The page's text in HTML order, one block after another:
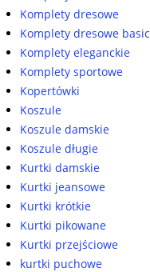
Komplety dresowe
Komplety dresowe basic
Komplety eleganckie
Komplety sportowe
Kopertówki
Koszule
Koszule damskie
Koszule długie
Kurtki damskie
Kurtki jeansowe
Kurtki krótkie
Kurtki pikowane
Kurtki przejściowe
kurtki puchowe